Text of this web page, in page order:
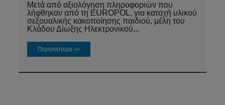
Μετά από αξιολόγηση πληροφοριών που
λήφθηκαν από τη EUROPOL, για κατοχή υλικού
σεξουαλικής κακοποίησης παιδιού, μέλη του
Κλάδου Δίωξης Ηλεκτρονικού...
Περισσότερα ›››